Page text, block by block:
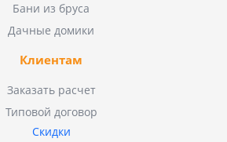
Бани из бруса
Дачные домики
Клиентам
Заказать расчет
Типовой договор
Скидки